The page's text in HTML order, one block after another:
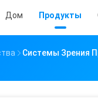
Дом Продукты
Системы Зрения